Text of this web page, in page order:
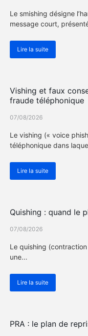
Le smishing désigne
message court,
Lire la suite
Vishing et faux
fraude téléphonique
07/08/2026
Le vishing (« voice
téléphonique dans
Lire la suite
Quishing : quand le
07/08/2026
Le quishing
une...
Lire la suite
PRA : le plan de